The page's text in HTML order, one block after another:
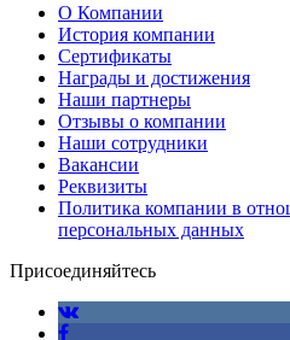
О Компании
История компании
Сертификаты
Награды и достижения
Наши партнеры
Отзывы о компании
Наши сотрудники
Вакансии
Реквизиты
Политика компании в
персональных данных
Присоединяйтесь